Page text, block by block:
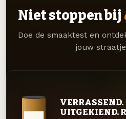
Niet stoppen bij
Doe de smaaktest en
jouw
VERRASSEND.
UITGEKIEND.